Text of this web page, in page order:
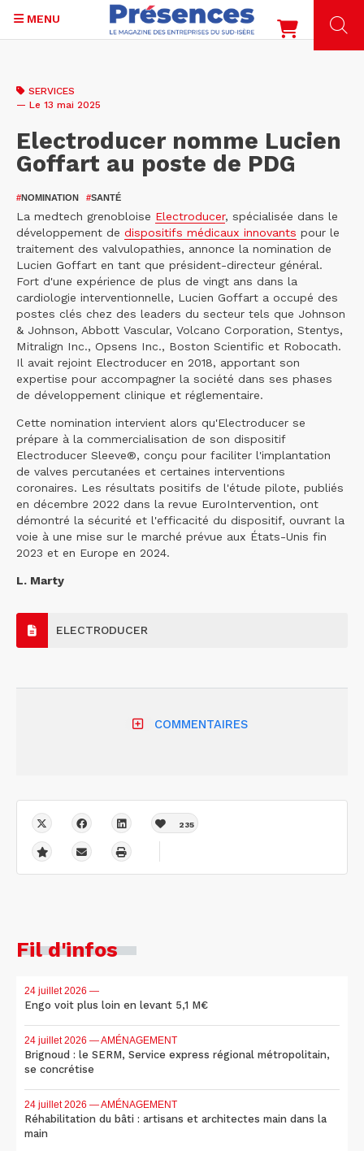
contenu
MENU
SERVICES
— Le 13 mai 2025
Electroducer nomme Lucien
Goffart au poste de PDG
#NOMINATION #SANTÉ
La medtech grenobloise Electroducer, spécialisée dans le
développement de dispositifs médicaux innovants pour le
traitement des valvulopathies, annonce la nomination de
Lucien Goffart en tant que président-directeur général.
Fort d'une expérience de plus de vingt ans dans la
cardiologie interventionnelle, Lucien Goffart a occupé des
postes clés chez des leaders du secteur tels que Johnson
& Johnson, Abbott Vascular, Volcano Corporation, Stentys,
Mitralign Inc., Opsens Inc., Boston Scientific et Robocath.
Il avait rejoint Electroducer en 2018, apportant son
expertise pour accompagner la société dans ses phases
de développement clinique et réglementaire.
Cette nomination intervient alors qu'Electroducer se
prépare à la commercialisation de son dispositif
Electroducer Sleeve®, conçu pour faciliter l'implantation
de valves percutanées et certaines interventions
coronaires. Les résultats positifs de l'étude pilote, publiés
en décembre 2022 dans la revue EuroIntervention, ont
démontré la sécurité et l'efficacité du dispositif, ouvrant la
voie à une mise sur le marché prévue aux États-Unis fin
2023 et en Europe en 2024.
L. Marty
ELECTRODUCER
COMMENTAIRES
235
Fil d'infos
24 juillet 2026 —
Engo voit plus loin en levant 5,1 M€
24 juillet 2026 — AMÉNAGEMENT
Brignoud : le SERM, Service express régional métropolitain,
se concrétise
24 juillet 2026 — AMÉNAGEMENT
Réhabilitation du bâti : artisans et architectes main dans la
main